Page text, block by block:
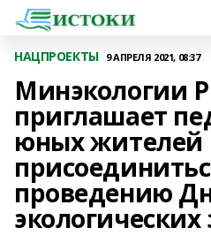
НАЦПРОЕКТЫ 9 АПРЕЛЯ 2021, 08:37
Минэкологии
приглашает
юных жителей
проведению